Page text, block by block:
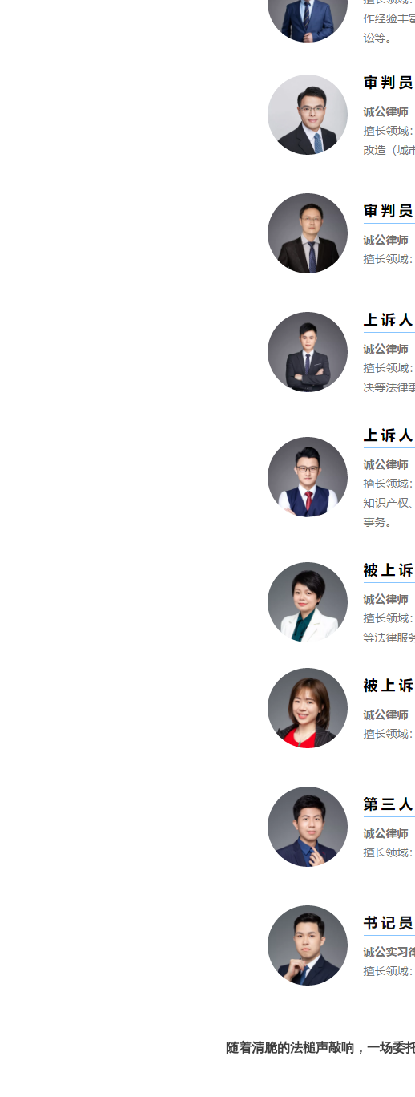
随着清脆的法槌声敲响，一场委